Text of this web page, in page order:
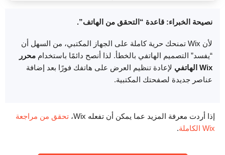
نصيحة الخبراء: قاعدة “التحقق من الهاتف”.
لأن Wix تمنحك حرية كاملة على الجهاز المكتبي، من السهل أن
“يفسد” التصميم الهاتفي بالخطأ. لذا أنصح دائمًا باستخدام محرر
Wix الهاتفي
لإعادة تنظيم العرض على هاتفك فورًا بعد إضافة
عناصر جديدة لصفحتك المكتبية.
إذا أردت معرفة المزيد عما يمكن أن تفعله Wix،
تحقق من مراجعة
Wix الكاملة
.